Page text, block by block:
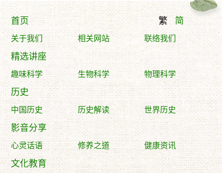
首页 简
繁
关于我们 相关网站 联络我们
精选讲座
趣味科学 生物科学 物理科学
历史
中国历史 历史解读 世界历史
影音分享
心灵话语 修养之道 健康资讯
文化教育